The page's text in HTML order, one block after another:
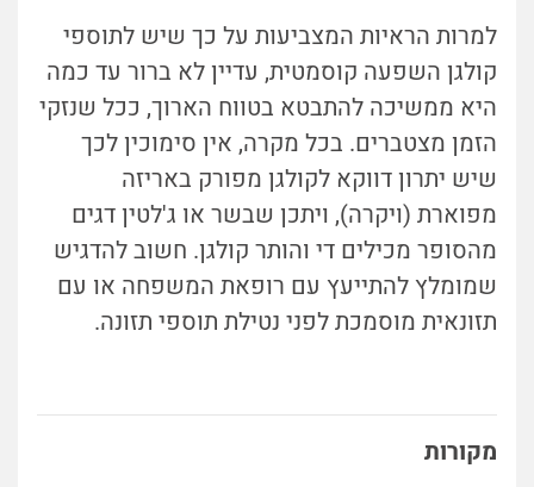
למרות הראיות המצביעות על כך שיש לתוספי
קולגן השפעה קוסמטית, עדיין לא ברור עד כמה
היא ממשיכה להתבטא בטווח הארוך, ככל שנזקי
הזמן מצטברים. בכל מקרה, אין סימוכין לכך
שיש יתרון דווקא לקולגן מפורק באריזה
מפוארת (ויקרה), ויתכן שבשר או ג'לטין דגים
מהסופר מכילים די והותר קולגן. חשוב להדגיש
שמומלץ להתייעץ עם רופאת המשפחה או עם
תזונאית מוסמכת לפני נטילת תוספי תזונה.
מקורות